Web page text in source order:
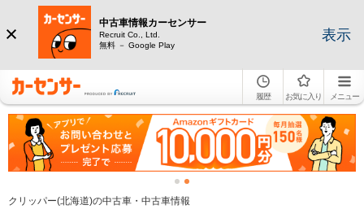
中古車情報カーセンサー
Recruit Co., Ltd.
無料 － Google Play
表示
履歴 お気に入り メニュー
クリッパー(北海道)の中古車・中古車情報